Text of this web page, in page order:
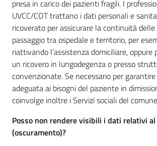
presa in carico dei pazienti fragili. I
UVCC/COT trattano i dati personali e
ricoverato per assicurare la continuità
passaggio tra ospedale e territorio, per
riattivando l’assistenza domiciliare, oppure
un ricovero in lungodegenza o presso
convenzionate. Se necessario per
adeguata ai bisogni del paziente in
coinvolge inoltre i Servizi sociali del
Posso non rendere visibili i dati relativi
(oscuramento)?